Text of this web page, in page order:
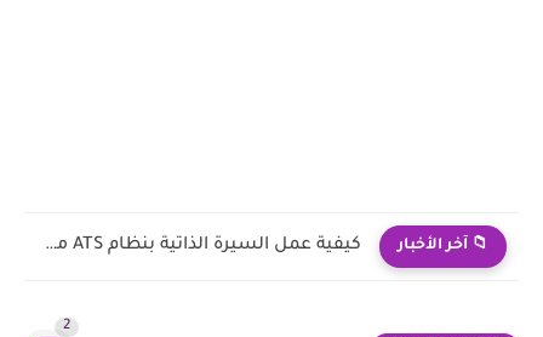
📁 آخر الأخبار محاكاة شاشة امتحان CMA لتحديد المستوى باللغة الإنجليزية
2